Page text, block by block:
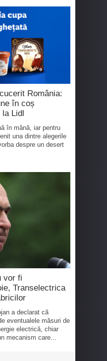
România:
în coș
la Lidl
în mână, iar pentru
una dintre alegerile
despre un desert
vor fi
Transelectrica
a declarat că
eventualele măsuri de
electrică, chiar
mecanism care...